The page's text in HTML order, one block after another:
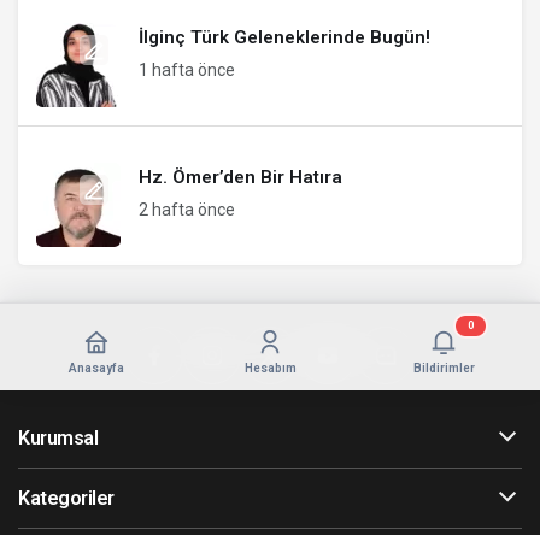
İlginç Türk Geleneklerinde Bugün!
1 hafta önce
Hz. Ömer’den Bir Hatıra
2 hafta önce
Anasayfa Hesabım Bildirimler
0
Kurumsal
Kategoriler